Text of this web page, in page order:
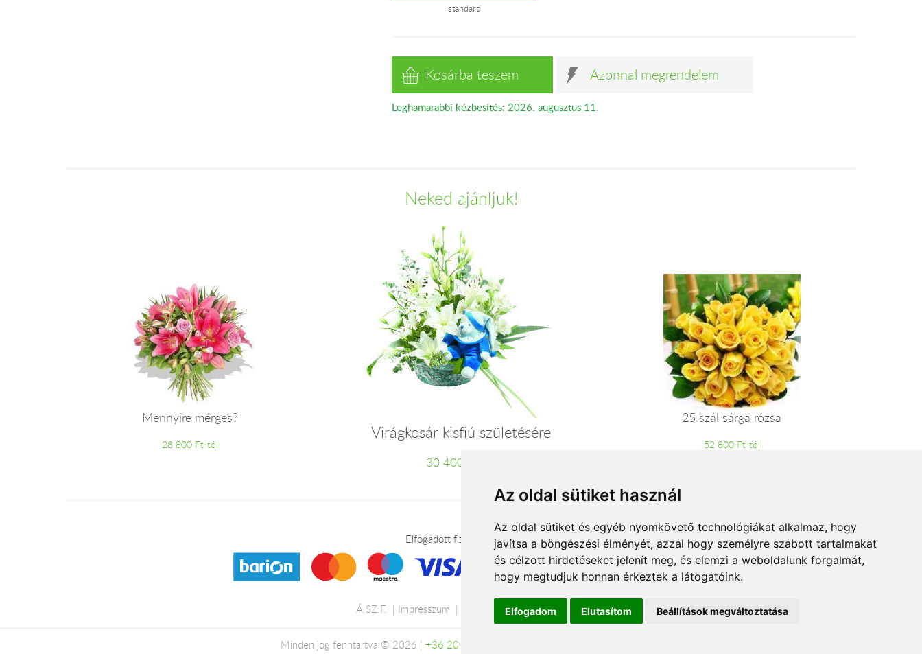
Az oldal sütiket használ
Az oldal sütiket és egyéb nyomkövető technológiákat alkalmaz, hogy
javítsa a böngészési élményét, azzal hogy személyre szabott tartalmakat
és célzott hirdetéseket jelenít meg, és elemzi a weboldalunk forgalmát,
hogy megtudjuk honnan érkeztek a látogatóink.
Elfogadom Elutasítom Beállítások megváltoztatása
standard
Kosárba teszem Azonnal megrendelem
Leghamarabbi kézbesítés: 2026. augusztus 11.
Neked ajánljuk!
Mennyire mérges?
28 800 Ft-tól
Virágkosár kisfiú születésére
30 400 Ft-tól
25 szál sárga rózsa
52 800 Ft-tól
Elfogadott fizetési módok
Á.SZ.F. Impresszum Adatkezelési tájékoztató
Minden jog fenntartva © 2026 | +36 20 488-8362